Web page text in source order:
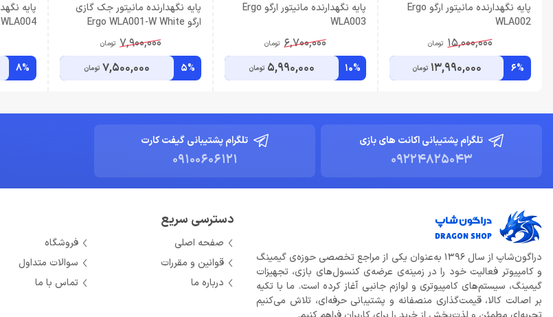
پایه نگهدارنده مانیتور ارگو Ergo
WLA002
15,000,000 تومان
6%
13,990,000 تومان
پایه نگهدارنده مانیتور ارگو Ergo
WLA003
6,700,000 تومان
10%
5,990,000 تومان
پایه نگهدارنده مانیتور جک گازی
ارگو Ergo WLA001-W White
7,900,000 تومان
5%
7,500,000 تومان
WLA004
8%
تلگرام پشتیبانی اکانت های بازی
09224825043
تلگرام پشتیبانی گیفت کارت
09100606121
دراگون‌شاپ از سال 1396 به‌عنوان یکی از مراجع تخصصی حوزه‌ی گیمینگ
و کامپیوتر فعالیت خود را در زمینه‌ی عرضه‌ی کنسول‌های بازی، تجهیزات
گیمینگ، سیستم‌های کامپیوتری و لوازم جانبی آغاز کرده است. ما با تکیه
بر اصالت کالا، قیمت‌گذاری منصفانه و پشتیبانی حرفه‌ای، تلاش می‌کنیم
دسترسی سریع
صفحه اصلی
فروشگاه
قوانین و مقررات
سوالات متداول
درباره ما
تماس با ما